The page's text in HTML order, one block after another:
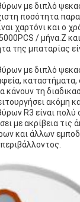
με διπλό
ποσότητα
χαρτόνι και ο
/ μήνα.Z
της μπαταρίας
με διπλό
κάνουν τη
ακόμη
R3 είναι πολύ
με ακρίβεια
και άλλων